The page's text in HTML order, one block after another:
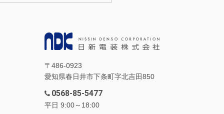
〒486-0923
愛知県春日井市下条町字北吉田850
0568-85-5477
平日 9:00～18:00